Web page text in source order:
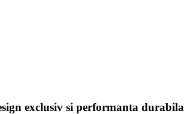
exclusiv si performanta durabila